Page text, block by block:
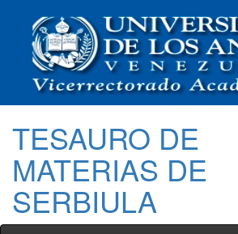
TESAURO DE
MATERIAS DE
SERBIULA